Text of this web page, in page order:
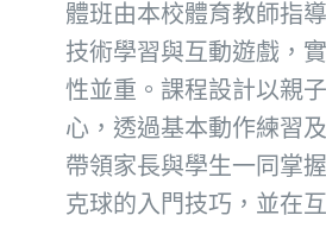
體班由本校體育教師指
技術學習與互動遊戲，
性並重。課程設計以親
心，透過基本動作練習
帶領家長與學生一同掌
克球的入門技巧，並在